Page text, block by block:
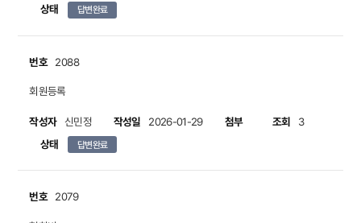
상태 답변완료
번호 2088
회원등록
작성자 신민정 작성일 2026-01-29 첨부 조회 3
상태 답변완료
번호 2079